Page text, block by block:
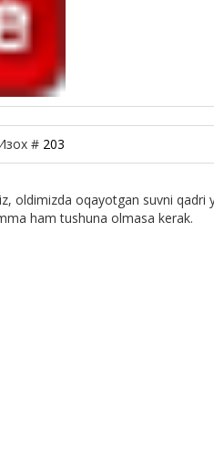
# 203
oldimizda oqayotgan suvni qadri
ham tushuna olmasa kerak.